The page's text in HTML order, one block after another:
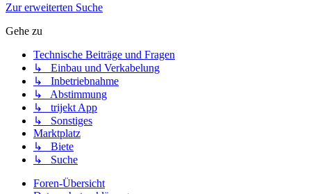
Zur erweiterten Suche
Gehe zu
Technische Beiträge und Fragen
↳ Einbau und Verkabelung
↳ Inbetriebnahme
↳ Abstimmung
↳ trijekt App
↳ Sonstiges
Marktplatz
↳ Biete
↳ Suche
Foren-Übersicht